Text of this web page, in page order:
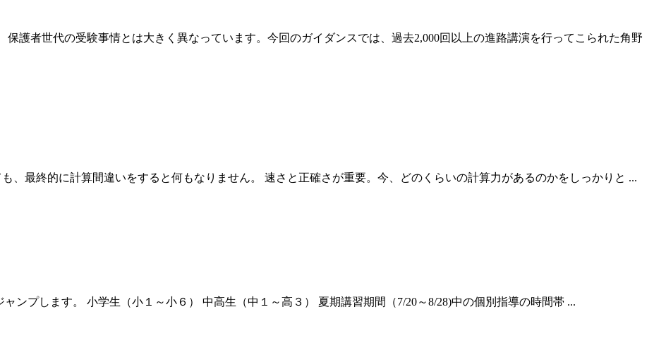
護者世代の受験事情とは大きく異なっています。今回のガイダンスでは、過去2,000回以上の進路講演を行ってこられた角野
、最終的に計算間違いをすると何もなりません。 速さと正確さが重要。今、どのくらいの計算力があるのかをしっかりと ...
ンプします。 小学生（小１～小６） 中高生（中１～高３） 夏期講習期間（7/20～8/28)中の個別指導の時間帯 ...